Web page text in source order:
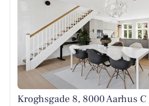
Kroghsgade 8, 8000 Aarhus C